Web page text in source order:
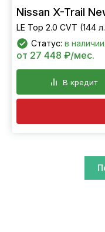
Nissan X-Trail
LE Top 2.0 CVT (144
Статус: в наличии
от 27 448 ₽/мес.
В кредит